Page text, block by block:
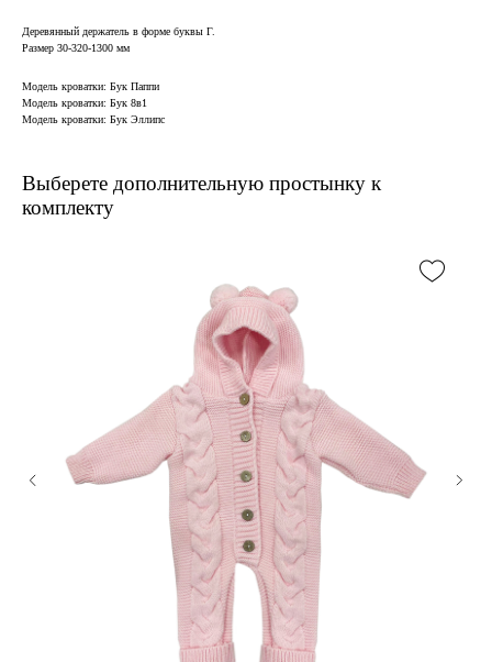
Деревянный держатель в форме буквы Г.
Размер 30-320-1300 мм
Модель кроватки: Бук Паппи
Модель кроватки: Бук 8в1
Модель кроватки: Бук Эллипс
Выберете дополнительную простынку к
комплекту
Когда нужен заказ быстро, и ждать нет времени — у нас
В наличии, отправим
Счастливая
мама
Доставка